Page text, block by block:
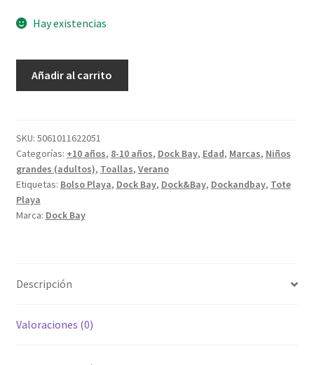
original
era:
55,00 €.
es:
Hay existencias
cantidad
Añadir al carrito
SKU: 5061011622051
Categorías: +10 años, 8-10 años, Dock Bay, Edad, Marcas, Niños
grandes (adultos), Toallas, Verano
Etiquetas: Bolso Playa, Dock Bay, Dock&Bay, Dockandbay, Tote
Playa
Marca: Dock Bay
Descripción
Valoraciones (0)